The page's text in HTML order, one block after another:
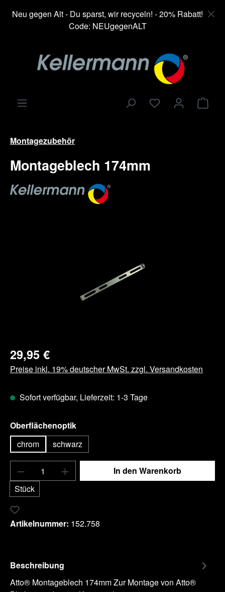
springen
Neu gegen Alt - Du sparst, wir recyceln! - 20% Rabatt!
Code: NEUgegenALT
Montagezubehör
Montageblech 174mm
29,95 €
Preise inkl. 19% deutscher MwSt. zzgl. Versandkosten
Sofort verfügbar, Lieferzeit: 1-3 Tage
Oberflächenoptikauswählen
chrom
schwarz
Produkt Anzahl: Gib den gewünschten
Stück
In den Warenkorb
Artikelnummer: 152.758
Beschreibung
Atto® Montageblech 174mm Zur Montage von Atto®